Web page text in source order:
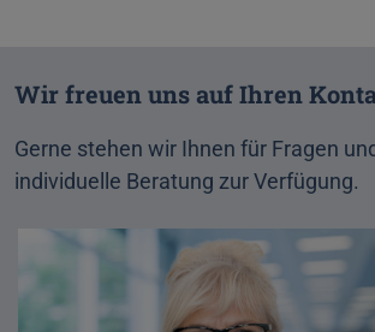
Wir freuen uns auf Ihren
Gerne stehen wir Ihnen für Fragen
individuelle Beratung zur Verfügung.